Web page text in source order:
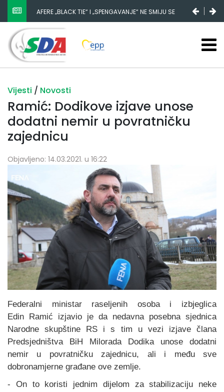
AFERE „BLACK TIE“ I „SPENGAVANJE“ NE SMIJU SE
ZATAŠKATI
Vijesti / Novosti
Ramić: Dodikove izjave unose
dodatni nemir u povratničku
zajednicu
Objavljeno: 14.03.2021. u 16:22
Federalni ministar raseljenih osoba i izbjeglica
Edin Ramić izjavio je da nedavna posebna sjednica
Narodne skupštine RS i s tim u vezi izjave člana
Predsjedništva BiH Milorada Dodika unose dodatni
nemir u povratničku zajednicu, ali i među sve
dobronamjerne građane ove zemlje.
- On to koristi jednim dijelom za stabilizaciju neke